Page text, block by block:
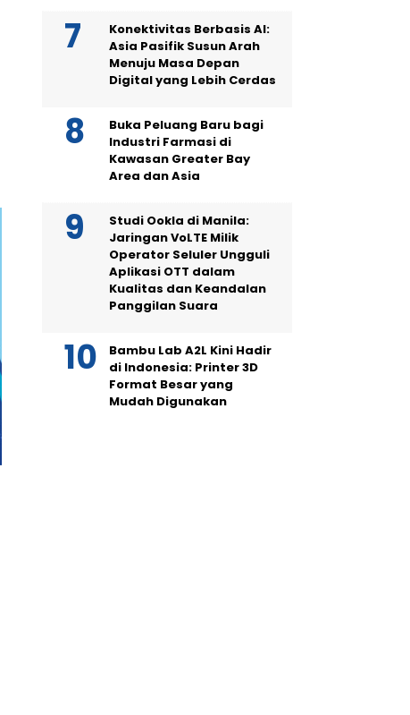
Konektivitas Berbasis AI:
Asia Pasifik Susun Arah
Menuju Masa Depan
Digital yang Lebih Cerdas
Buka Peluang Baru bagi
Industri Farmasi di
Kawasan Greater Bay
Area dan Asia
Studi Ookla di Manila:
Jaringan VoLTE Milik
Operator Seluler Ungguli
Aplikasi OTT dalam
Kualitas dan Keandalan
Panggilan Suara
Bambu Lab A2L Kini Hadir
di Indonesia: Printer 3D
Format Besar yang
Mudah Digunakan